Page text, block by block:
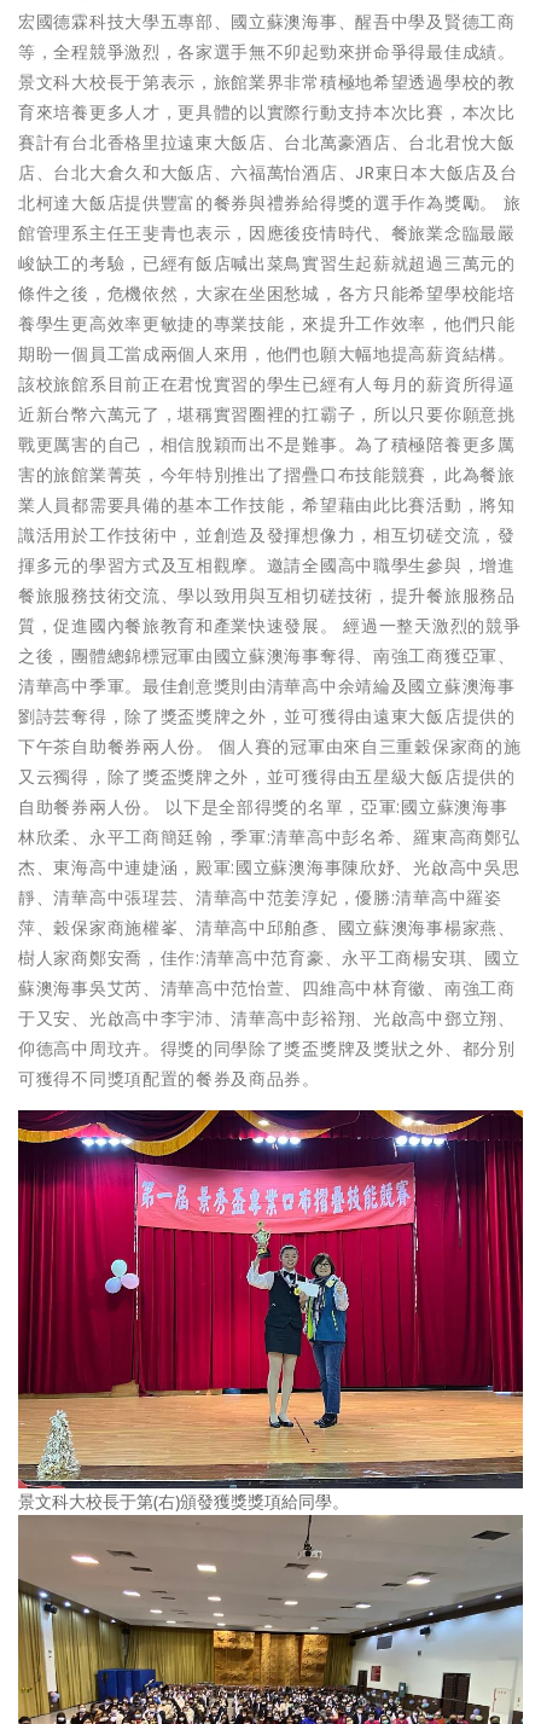
宏國德霖科技大學五專部、國立蘇澳海事、醒吾中學及賢德工商
等，全程競爭激烈，各家選手無不卯起勁來拼命爭得最佳成績。
景文科大校長于第表示，旅館業界非常積極地希望透過學校的教
育來培養更多人才，更具體的以實際行動支持本次比賽，本次比
賽計有台北香格里拉遠東大飯店、台北萬豪酒店、台北君悅大飯
店、台北大倉久和大飯店、六福萬怡酒店、JR東日本大飯店及台
北柯達大飯店提供豐富的餐券與禮券給得獎的選手作為獎勵。 旅
館管理系主任王斐青也表示，因應後疫情時代、餐旅業念臨最嚴
峻缺工的考驗，已經有飯店喊出菜鳥實習生起薪就超過三萬元的
條件之後，危機依然，大家在坐困愁城，各方只能希望學校能培
養學生更高效率更敏捷的專業技能，來提升工作效率，他們只能
期盼一個員工當成兩個人來用，他們也願大幅地提高薪資結構。
該校旅館系目前正在君悅實習的學生已經有人每月的薪資所得逼
近新台幣六萬元了，堪稱實習圈裡的扛霸子，所以只要你願意挑
戰更厲害的自己，相信脫穎而出不是難事。為了積極陪養更多厲
害的旅館業菁英，今年特別推出了摺疊口布技能競賽，此為餐旅
業人員都需要具備的基本工作技能，希望藉由此比賽活動，將知
識活用於工作技術中，並創造及發揮想像力，相互切磋交流，發
揮多元的學習方式及互相觀摩。邀請全國高中職學生參與，增進
餐旅服務技術交流、學以致用與互相切磋技術，提升餐旅服務品
質，促進國內餐旅教育和產業快速發展。 經過一整天激烈的競爭
之後，團體總錦標冠軍由國立蘇澳海事奪得、南強工商獲亞軍、
清華高中季軍。最佳創意獎則由清華高中余靖綸及國立蘇澳海事
劉詩芸奪得，除了獎盃獎牌之外，並可獲得由遠東大飯店提供的
下午茶自助餐券兩人份。 個人賽的冠軍由來自三重穀保家商的施
又云獨得，除了獎盃獎牌之外，並可獲得由五星級大飯店提供的
自助餐券兩人份。 以下是全部得獎的名單，亞軍:國立蘇澳海事
林欣柔、永平工商簡廷翰，季軍:清華高中彭名希、羅東高商鄭弘
杰、東海高中連婕涵，殿軍:國立蘇澳海事陳欣妤、光啟高中吳思
靜、清華高中張瑆芸、清華高中范姜淳妃，優勝:清華高中羅姿
萍、穀保家商施權峯、清華高中邱舶彥、國立蘇澳海事楊家燕、
樹人家商鄭安喬，佳作:清華高中范育豪、永平工商楊安琪、國立
蘇澳海事吳艾芮、清華高中范怡萱、四維高中林育徽、南強工商
于又安、光啟高中李宇沛、清華高中彭裕翔、光啟高中鄧立翔、
仰德高中周玟卉。得獎的同學除了獎盃獎牌及獎狀之外、都分別
可獲得不同獎項配置的餐券及商品券。
景文科大校長于第(右)頒發獲獎獎項給同學。